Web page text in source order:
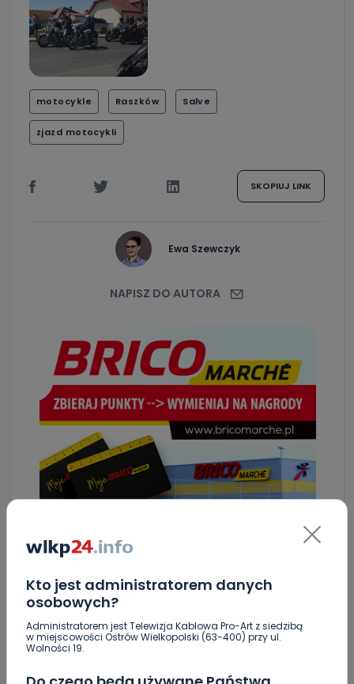
Kto jest administratorem danych
osobowych?
Administratorem jest Telewizja Kablowa Pro-Art z siedzibą
w miejscowości Ostrów Wielkopolski (63-400) przy ul.
Wolności 19.
motocykle Raszków Salve
zjazd motocykli
SKOPIUJ LINK
Ewa Szewczyk
NAPISZ DO AUTORA